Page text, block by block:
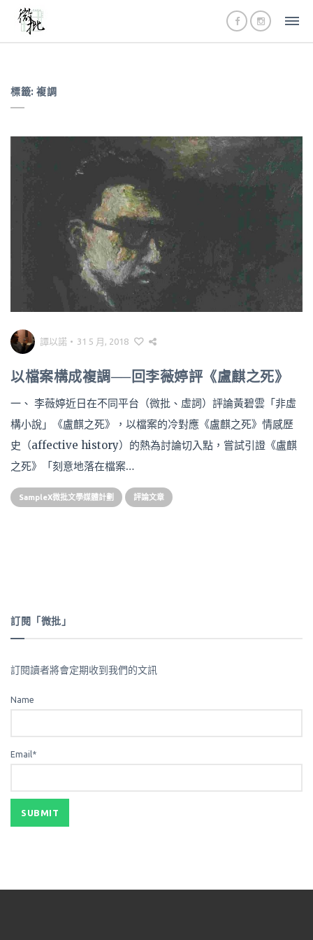
標籤: 複調
譚以諾 • 31 5 月, 2018
以檔案構成複調──回李薇婷評《盧麒之死》
一、 李薇婷近日在不同平台（微批、虛詞）評論黃碧雲「非虛
構小說」《盧麒之死》，以檔案的冷對應《盧麒之死》情感歷
史（affective history）的熱為討論切入點，嘗試引證《盧麒
之死》「刻意地落在檔案…
SampleX微批文學媒體計劃 評論文章
訂閱「微批」
訂閱讀者將會定期收到我們的文訊
Name
Email*